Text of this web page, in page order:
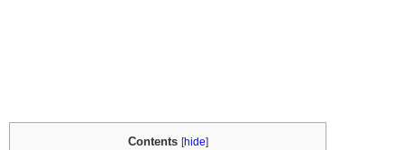
Contents [hide]